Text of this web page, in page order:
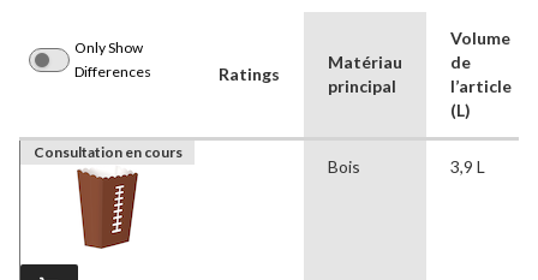
Only Show
Differences
Ratings
Matériau
principal
Volume
de
l’article
(L)
Consultation en cours
Bois 3,9 L